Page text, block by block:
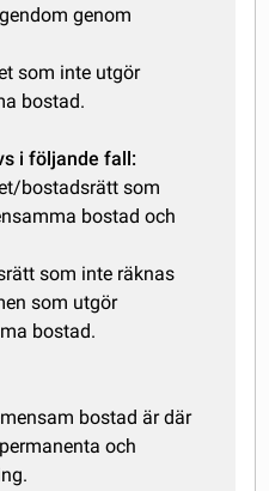
genom
som inte utgör
bostad.
i följande fall:
bostadsrätt som
bostad och
som inte räknas
som utgör
bostad.
bostad är där
och